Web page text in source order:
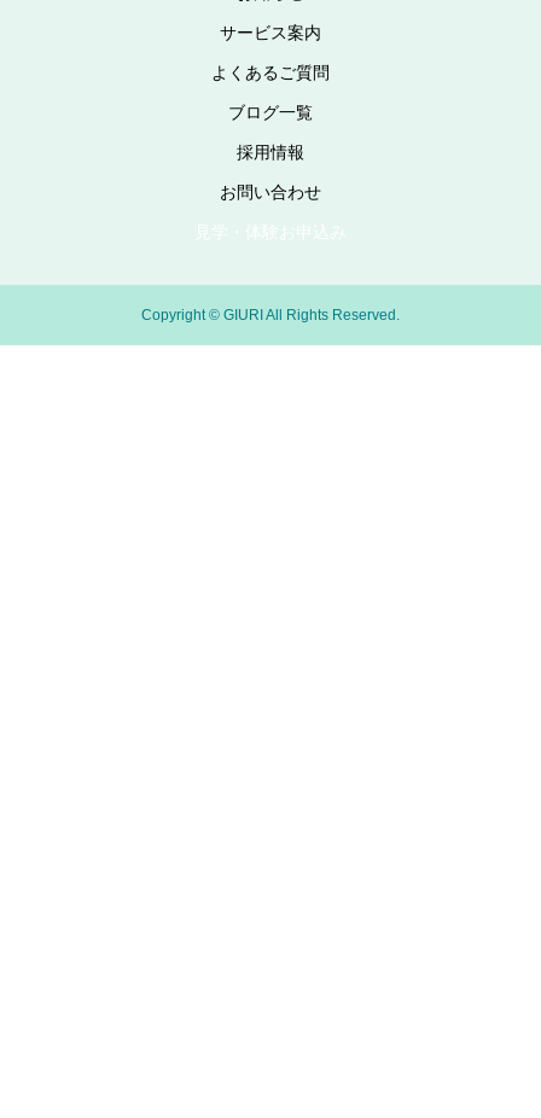
サービス案内
よくあるご質問
ブログ一覧
採用情報
お問い合わせ
見学・体験お申込み
Copyright © GIURI All Rights Reserved.